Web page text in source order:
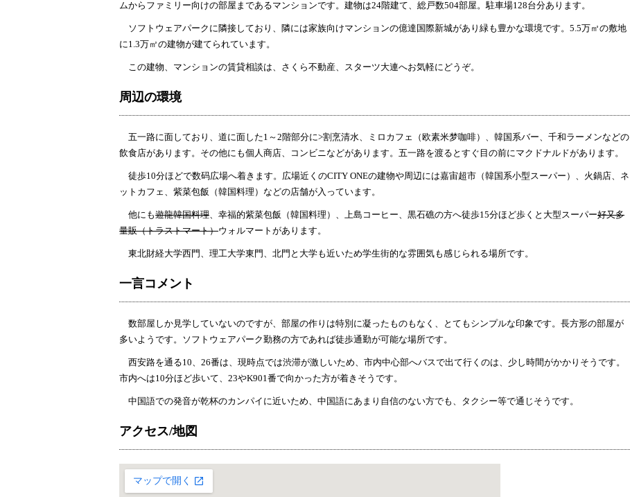
ムからファミリー向けの部屋まであるマンションです。建物は24階建て、総戸数504部屋。駐車場128台分あります。
ソフトウェアパークに隣接しており、隣には家族向けマンションの億達国際新城があり緑も豊かな環境です。5.5万㎡の敷地
に1.3万㎡の建物が建てられています。
この建物、マンションの賃貸相談は、 さくら不動産、 スターツ大連へお気軽にどうぞ。
周辺の環境
五一路に面しており、道に面した1～2階部分に>割烹清水、ミロカフェ（欧素米梦咖啡）、韓国系バー、千和ラーメンなどの
飲食店があります。その他にも個人商店、コンビニなどがあります。五一路を渡るとすぐ目の前にマクドナルドがあります。
徒歩10分ほどで数码広場へ着きます。広場近くのCITY ONEの建物や周辺には嘉宙超市（韓国系小型スーパー）、火鍋店、ネ
ットカフェ、紫菜包飯（韓国料理）などの店舗が入っています。
他にも遊龍韓国料理、幸福的紫菜包飯（韓国料理）、上島コーヒー、黒石礁の方へ徒歩15分ほど歩くと大型スーパー好又多
量販（トラストマート）ウォルマートがあります。
東北財経大学西門、理工大学東門、北門と大学も近いため学生街的な雰囲気も感じられる場所です。
一言コメント
数部屋しか見学していないのですが、部屋の作りは特別に凝ったものもなく、とてもシンプルな印象です。長方形の部屋が
多いようです。ソフトウェアパーク勤務の方であれば徒歩通勤が可能な場所です。
西安路を通る10、26番は、現時点では渋滞が激しいため、市内中心部へバスで出て行くのは、少し時間がかかりそうです。
市内へは10分ほど歩いて、23やK901番で向かった方が着きそうです。
中国語での発音が乾杯のカンパイに近いため、中国語にあまり自信のない方でも、タクシー等で通じそうです。
アクセス/地図